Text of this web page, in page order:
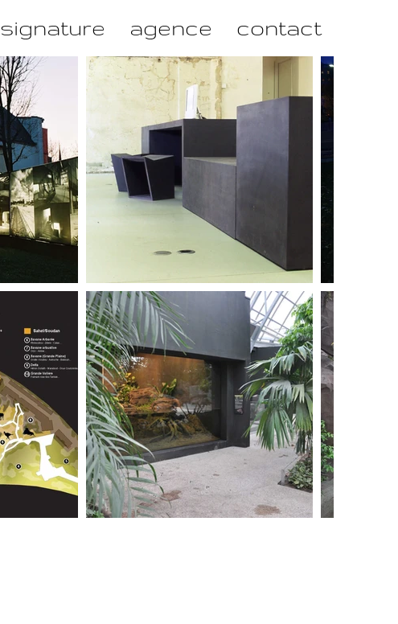
signature agence contact